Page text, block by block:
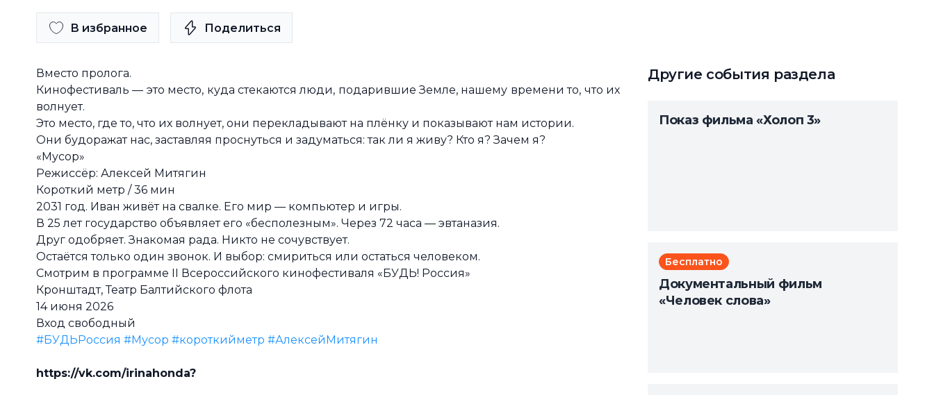
В избранное Поделиться
Вместо пролога.
Кинофестиваль — это место, куда стекаются люди, подарившие Земле, нашему времени то, что их
волнует.
Это место, где то, что их волнует, они перекладывают на плёнку и показывают нам истории.
Они будоражат нас, заставляя проснуться и задуматься: так ли я живу? Кто я? Зачем я?
«Мусор»
Режиссёр: Алексей Митягин
Короткий метр / 36 мин
2031 год. Иван живёт на свалке. Его мир — компьютер и игры.
В 25 лет государство объявляет его «бесполезным». Через 72 часа — эвтаназия.
Друг одобряет. Знакомая рада. Никто не сочувствует.
Остаётся только один звонок. И выбор: смириться или остаться человеком.
Смотрим в программе II Всероссийского кинофестиваля «БУДЬ! Россия»
Кронштадт, Театр Балтийского флота
14 июня 2026
Вход свободный
#БУДЬРоссия #Мусор #короткийметр #АлексейМитягин
https://vk.com/irinahonda?
Другие события раздела
Показ фильма «Холоп 3»
Бесплатно
Документальный фильм
«Человек слова»